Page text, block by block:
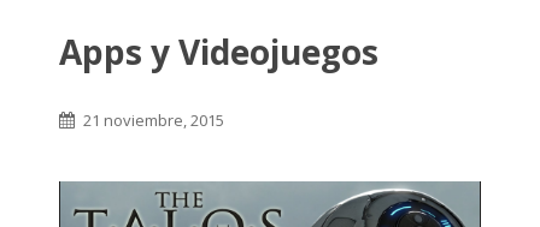
Apps y Videojuegos
21 noviembre, 2015